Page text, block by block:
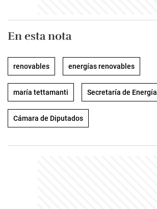
En esta nota
renovables energías renovables
maría tettamanti Secretaría de Energía
Cámara de Diputados